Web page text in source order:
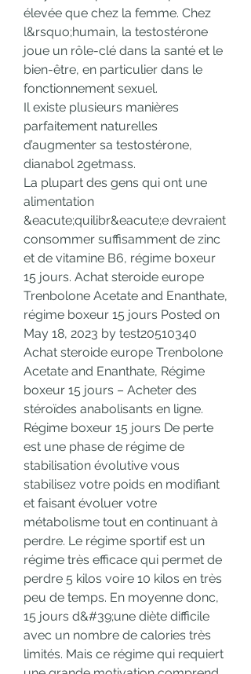
élevée que chez la femme. Chez
l&rsquo;humain, la testostérone
joue un rôle-clé dans la santé et le
bien-être, en particulier dans le
fonctionnement sexuel.
Il existe plusieurs manières
parfaitement naturelles
d’augmenter sa testostérone,
dianabol 2getmass.
La plupart des gens qui ont une
alimentation
&eacute;quilibr&eacute;e devraient
consommer suffisamment de zinc
et de vitamine B6, régime boxeur
15 jours. Achat steroide europe
Trenbolone Acetate and Enanthate,
régime boxeur 15 jours Posted on
May 18, 2023 by test20510340
Achat steroide europe Trenbolone
Acetate and Enanthate, Régime
boxeur 15 jours – Acheter des
stéroïdes anabolisants en ligne.
Régime boxeur 15 jours De perte
est une phase de régime de
stabilisation évolutive vous
stabilisez votre poids en modifiant
et faisant évoluer votre
métabolisme tout en continuant à
perdre. Le régime sportif est un
régime très efficace qui permet de
perdre 5 kilos voire 10 kilos en très
peu de temps. En moyenne donc,
15 jours d&#39;une diète difficile
avec un nombre de calories très
limités. Mais ce régime qui requiert